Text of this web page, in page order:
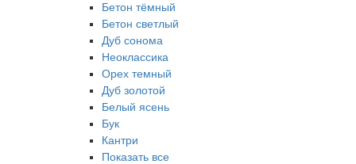
Бетон тёмный
Бетон светлый
Дуб сонома
Неоклассика
Орех темный
Дуб золотой
Белый ясень
Бук
Кантри
Показать все